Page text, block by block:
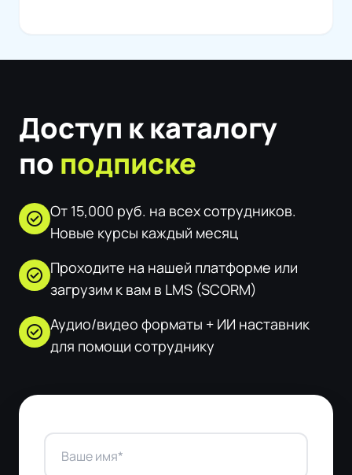
Доступ к каталогу
по подписке
check_circle От 15,000 руб. на всех сотрудников.
Новые курсы каждый месяц
check_circle Проходите на нашей платформе или
загрузим к вам в LMS (SCORM)
check_circle Аудио/видео форматы + ИИ наставник
для помощи сотруднику